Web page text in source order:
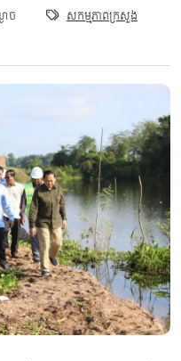
ច សកម្មភាពក្រសួង